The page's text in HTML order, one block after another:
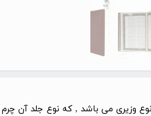
وزیری می باشد , که نوع جلد آن